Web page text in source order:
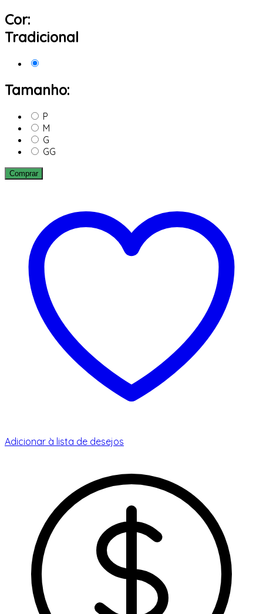
Cor:
Tradicional
Tamanho:
P
M
G
GG
Comprar
Adicionar à lista de desejos